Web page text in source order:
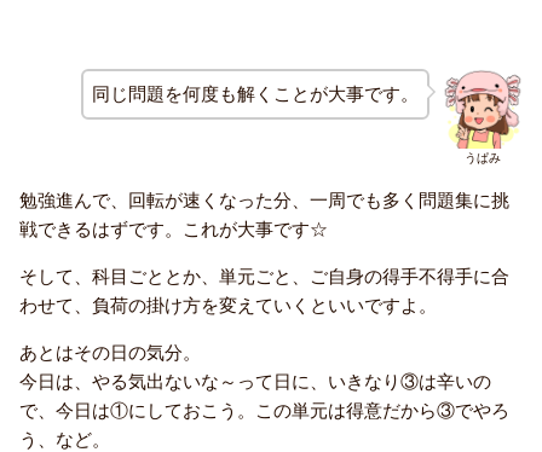
うぱみ
同じ問題を何度も解くことが大事です。
勉強進んで、回転が速くなった分、一周でも多く問題集に挑
戦できるはずです。これが大事です☆
そして、科目ごととか、単元ごと、ご自身の得手不得手に合
わせて、負荷の掛け方を変えていくといいですよ。
あとはその日の気分。
今日は、やる気出ないな～って日に、いきなり③は辛いの
で、今日は①にしておこう。この単元は得意だから③でやろ
う、など。